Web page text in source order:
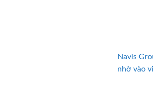
Navis
nhờ vào